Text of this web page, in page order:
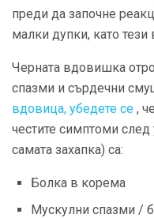
преди да започне
малки дупки, като
Черната вдовишка
спазми и сърдечни
вдовица, убедете се ,
честите симптоми след
самата захапка) са:
Болка в корема
Мускулни спазми /